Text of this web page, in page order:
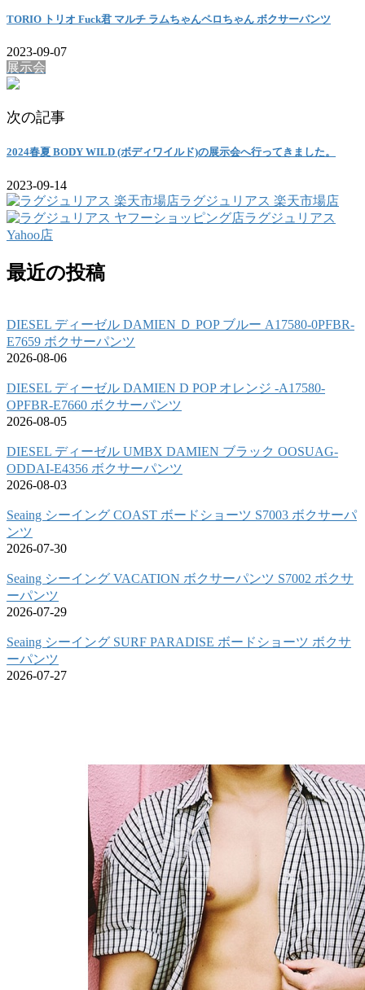
TORIO トリオ Fuck君 マルチ ラムちゃんペロちゃん ボクサーパンツ
2023-09-07
展示会
次の記事
2024春夏 BODY WILD (ボディワイルド)の展示会へ行ってきました。
2023-09-14
ラグジュリアス 楽天市場店
ラグジュリアス
Yahoo店
最近の投稿
DIESEL ディーゼル DAMIEN Ｄ POP ブルー A17580-0PFBR-
E7659 ボクサーパンツ
2026-08-06
DIESEL ディーゼル DAMIEN D POP オレンジ -A17580-
OPFBR-E7660 ボクサーパンツ
2026-08-05
DIESEL ディーゼル UMBX DAMIEN ブラック OOSUAG-
ODDAI-E4356 ボクサーパンツ
2026-08-03
Seaing シーイング COAST ボードショーツ S7003 ボクサーパ
ンツ
2026-07-30
Seaing シーイング VACATION ボクサーパンツ S7002 ボクサ
ーパンツ
2026-07-29
Seaing シーイング SURF PARADISE ボードショーツ ボクサ
ーパンツ
2026-07-27